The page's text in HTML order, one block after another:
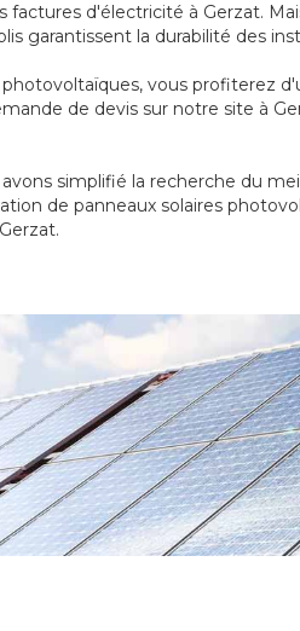
factures d'électricité à Gerzat.
garantissent la durabilité des
photovoltaïques, vous
de devis sur notre site à
simplifié la recherche du
de panneaux solaires